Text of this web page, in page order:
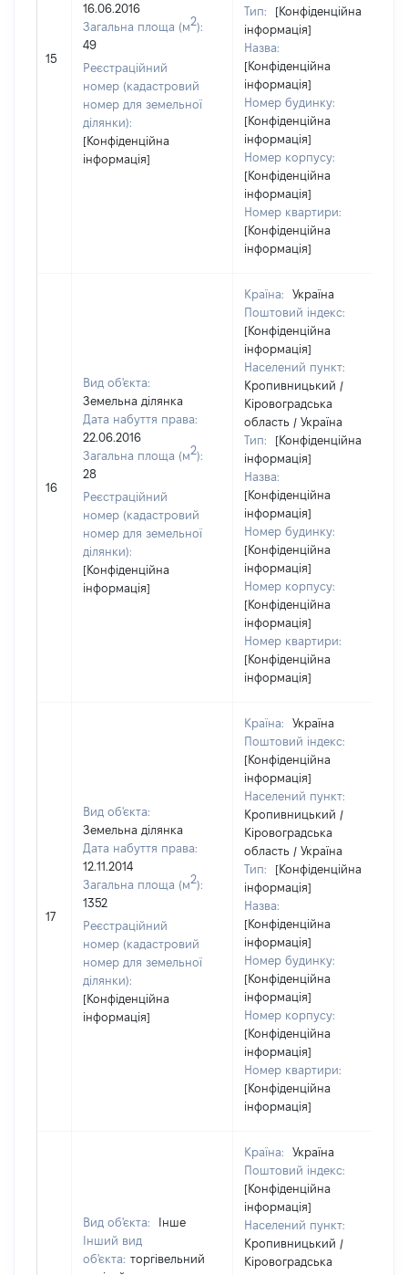
15
16.06.2016
Загальна площа (м2):
49
Реєстраційний
номер (кадастровий
номер для земельної
ділянки):
[Конфіденційна
інформація]
Тип:
[Конфіденційна
інформація]
Назва:
[Конфіденційна
інформація]
Номер будинку:
[Конфіденційна
інформація]
Номер корпусу:
[Конфіденційна
інформація]
Номер квартири:
[Конфіденційна
інформація]
16
Вид об'єкта:
Земельна ділянка
Дата набуття права:
22.06.2016
Загальна площа (м2):
28
Реєстраційний
номер (кадастровий
номер для земельної
ділянки):
[Конфіденційна
інформація]
Країна:
Україна
Поштовий індекс:
[Конфіденційна
інформація]
Населений пункт:
Кропивницький /
Кіровоградська
область / Україна
Тип:
[Конфіденційна
інформація]
Назва:
[Конфіденційна
інформація]
Номер будинку:
[Конфіденційна
інформація]
Номер корпусу:
[Конфіденційна
інформація]
Номер квартири:
[Конфіденційна
інформація]
17
Вид об'єкта:
Земельна ділянка
Дата набуття права:
12.11.2014
Загальна площа (м2):
1352
Реєстраційний
номер (кадастровий
номер для земельної
ділянки):
[Конфіденційна
інформація]
Країна:
Україна
Поштовий індекс:
[Конфіденційна
інформація]
Населений пункт:
Кропивницький /
Кіровоградська
область / Україна
Тип:
[Конфіденційна
інформація]
Назва:
[Конфіденційна
інформація]
Номер будинку:
[Конфіденційна
інформація]
Номер корпусу:
[Конфіденційна
інформація]
Номер квартири:
[Конфіденційна
інформація]
Вид об'єкта:
Інше
Інший вид
об'єкта: торгівельний
Країна:
Україна
Поштовий індекс:
[Конфіденційна
інформація]
Населений пункт:
Кропивницький /
Кіровоградська